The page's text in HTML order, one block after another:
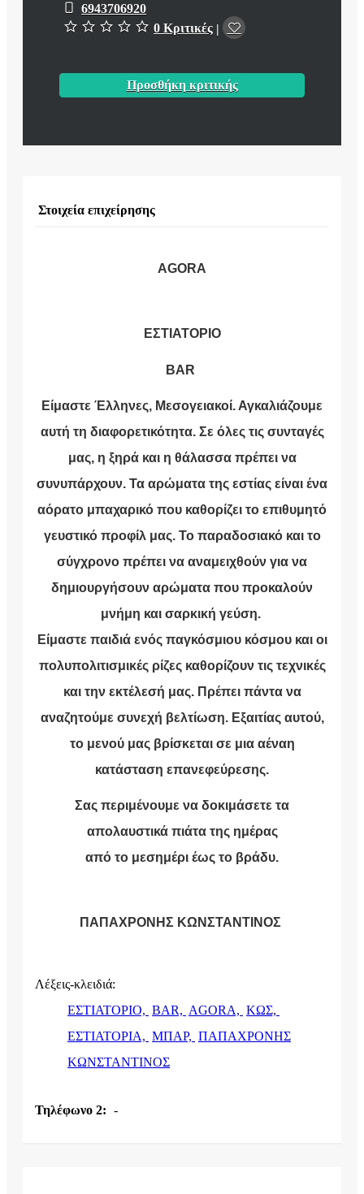
6943706920
0 Κριτικές |
Προσθήκη κριτικής
Στοιχεία επιχείρησης
AGORA
ΕΣΤΙΑΤΟΡΙΟ
BAR
Είμαστε Έλληνες, Μεσογειακοί. Αγκαλιάζουμε
αυτή τη διαφορετικότητα. Σε όλες τις συνταγές
μας, η ξηρά και η θάλασσα πρέπει να
συνυπάρχουν. Τα αρώματα της εστίας είναι ένα
αόρατο μπαχαρικό που καθορίζει το επιθυμητό
γευστικό προφίλ μας. Το παραδοσιακό και το
σύγχρονο πρέπει να αναμειχθούν για να
δημιουργήσουν αρώματα που προκαλούν
μνήμη και σαρκική γεύση.
Είμαστε παιδιά ενός παγκόσμιου κόσμου και οι
πολυπολιτισμικές ρίζες καθορίζουν τις τεχνικές
και την εκτέλεσή μας. Πρέπει πάντα να
αναζητούμε συνεχή βελτίωση. Εξαιτίας αυτού,
το μενού μας βρίσκεται σε μια αέναη
κατάσταση επανεφεύρεσης.
Σας περιμένουμε να δοκιμάσετε τα
απολαυστικά πιάτα της ημέρας
από το μεσημέρι έως το βράδυ.
ΠΑΠΑΧΡΟΝΗΣ ΚΩΝΣΤΑΝΤΙΝΟΣ
Λέξεις-κλειδιά:
ΕΣΤΙΑΤΟΡΙΟ, BAR, AGORA, ΚΩΣ,
ΕΣΤΙΑΤΟΡΙΑ, ΜΠΑΡ, ΠΑΠΑΧΡΟΝΗΣ
ΚΩΝΣΤΑΝΤΙΝΟΣ
Τηλέφωνο 2: -